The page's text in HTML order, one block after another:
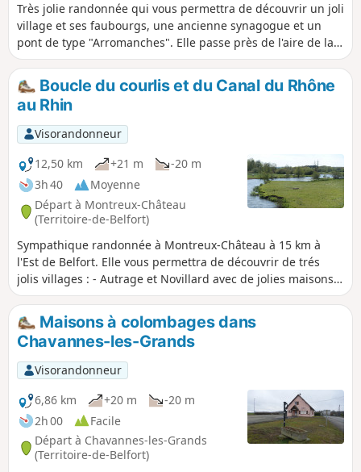
Très jolie randonnée qui vous permettra de découvrir un joli
village et ses faubourgs, une ancienne synagogue et un
pont de type "Arromanches". Elle passe près de l'aire de la
Porte d'Alsace avec le sentier de découverte des Fosses où
vous apprendrez à reconnaître les arbres de notre région.
Sans oublier l'Étang de la Marnière, vaste zone humide avec
une flore et une faune à découvrir. La randonnée est
balisée.
Boucle du courlis et du Canal du Rhône
au Rhin
Visorandonneur
12,50 km
+21 m
-20 m
3h 40
Moyenne
Départ à Montreux-Château
(Territoire-de-Belfort)
Sympathique randonnée à Montreux-Château à 15 km à
l'Est de Belfort. Elle vous permettra de découvrir de trés
jolis villages : - Autrage et Novillard avec de jolies maisons à
colombages. - Petit-Croix avec le monument Pégoud. -
Montreux-Château avec une belle chapelle et la motte
castrale vestige d'un château médiéval. Le circuit est balisé
par un Disque Bleu.
Maisons à colombages dans
Chavannes-les-Grands
Visorandonneur
6,86 km
+20 m
-20 m
2h 00
Facile
Départ à Chavannes-les-Grands
(Territoire-de-Belfort)